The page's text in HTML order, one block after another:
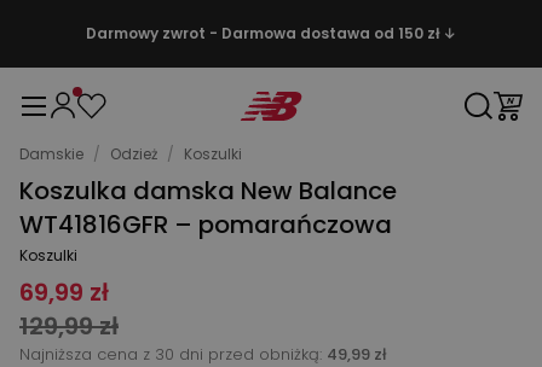
Darmowy zwrot - Darmowa dostawa od 150 zł ↓
Damskie / Odzież / Koszulki
Koszulka damska New Balance
WT41816GFR – pomarańczowa
Koszulki
69,99 zł
129,99 zł
Najniższa cena z 30 dni przed obniżką: 49,99 zł